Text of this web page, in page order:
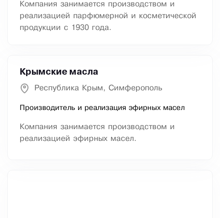
Компания занимается производством и
реализацией парфюмерной и косметической
продукции с 1930 года.
Крымские масла
Республика Крым, Симферополь
Производитель и реализация эфирных масел
Компания занимается производством и
реализацией эфирных масел.